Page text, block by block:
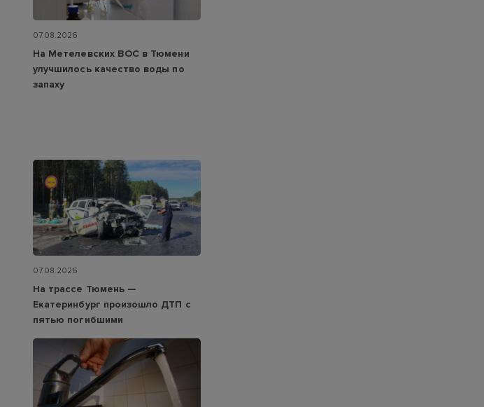
07.08.2026
На Метелевских ВОС в Тюмени
улучшилось качество воды по
запаху
07.08.2026
На трассе Тюмень —
Екатеринбург произошло ДТП с
пятью погибшими